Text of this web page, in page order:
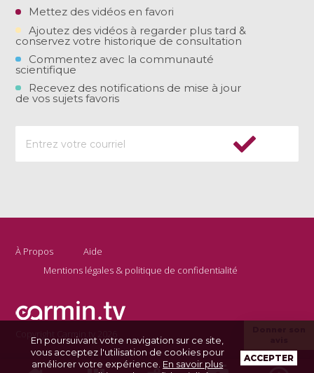
Mettez des vidéos en favori
Ajoutez des vidéos à regarder plus tard &
conservez votre historique de consultation
Commentez avec la communauté
scientifique
Recevez des notifications de mise à jour
de vos sujets favoris
À Propos
Aide
Mentions légales & politique de confidentialité
En poursuivant votre navigation sur ce site,
vous acceptez l'utilisation de cookies pour
améliorer votre expérience. En savoir plus
ACCEPTER